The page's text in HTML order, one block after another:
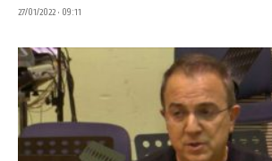
27/01/2022 • 09:11